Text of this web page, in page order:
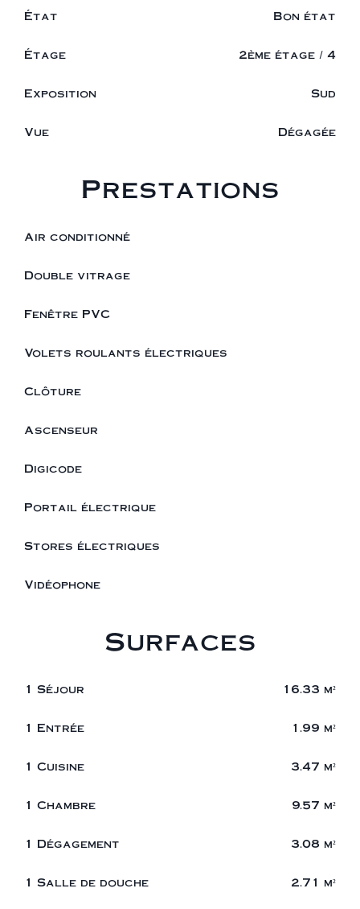
État Bon état
Étage 2ème étage / 4
Exposition Sud
Vue Dégagée
Prestations
Air conditionné
Double vitrage
Fenêtre PVC
Volets roulants électriques
Clôture
Ascenseur
Digicode
Portail électrique
Stores électriques
Vidéophone
Surfaces
1 Séjour 16.33 m²
1 Entrée 1.99 m²
1 Cuisine 3.47 m²
1 Chambre 9.57 m²
1 Dégagement 3.08 m²
1 Salle de douche 2.71 m²